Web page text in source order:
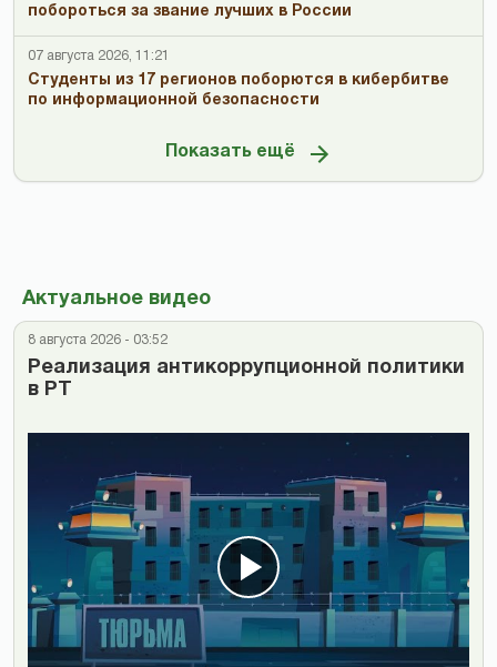
побороться за звание лучших в России
07 августа 2026, 11:21
Студенты из 17 регионов поборются в кибербитве
по информационной безопасности
Показать ещё
Актуальное видео
8 августа 2026 - 03:52
Реализация антикоррупционной политики
в РТ